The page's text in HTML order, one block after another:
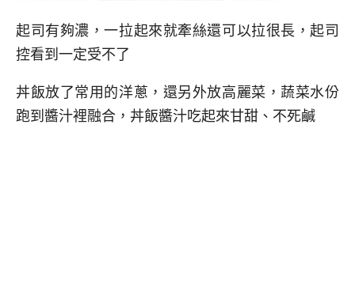
起司有夠濃，一拉起來就牽絲還可以拉很長，起司
控看到一定受不了
丼飯放了常用的洋蔥，還另外放高麗菜，蔬菜水份
跑到醬汁裡融合，丼飯醬汁吃起來甘甜、不死鹹